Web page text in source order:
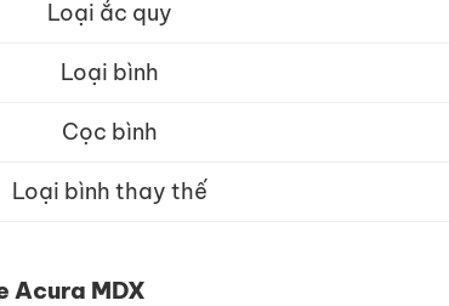
Loại ắc quy
Loại bình
Cọc bình
Loại bình thay thế
Acura MDX